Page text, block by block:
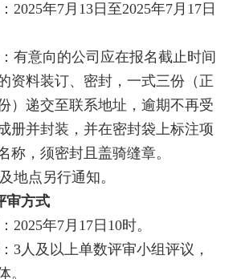
年7月13日至2025年7月17日
意向的公司应在报名截止时间
资料装订、密封，一式三份（正
）递交至联系地址，逾期不再受
册并封装，并在密封袋上标注项
称，须密封且盖骑缝章。
点另行通知。
审方式
年7月17日10时。
人及以上单数评审小组评议，
。